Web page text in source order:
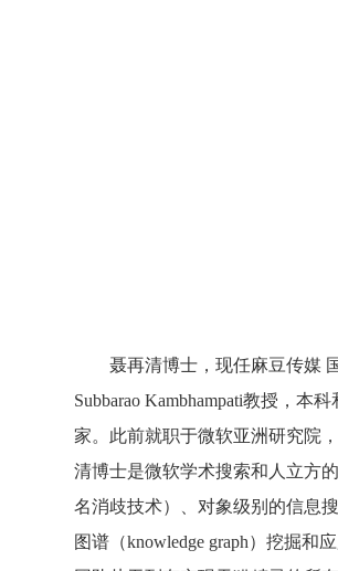
聂再清博士，现任麻豆传媒
Subbarao Kambhampati教授，
家。此前就职于微软亚洲研究院
清博士是微软学术搜索和人立方
名消歧技术）、对象级别的信息
图谱（knowledge graph）挖掘和